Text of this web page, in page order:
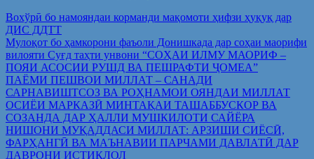
Вохўрӣ бо намояндаи корманди мақомоти ҳифзи ҳуқуқ дар
ДИС ДДТТ
Мулоқот бо ҳамкорони фаъоли Донишкада дар соҳаи маорифи
вилояти Суғд таҳти унвони “СОҲАИ ИЛМУ МАОРИФ –
ПОЯИ АСОСИИ РУШД ВА ПЕШРАФТИ ҶОМЕА”
ПАЁМИ ПЕШВОИ МИЛЛАТ – САНАДИ
САРНАВИШТСОЗ ВА РОҲНАМОИ ОЯНДАИ МИЛЛАТ
ОСИЁИ МАРКАЗӢ МИНТАҚАИ ТАШАББУСКОР ВА
СОЗАНДА ДАР ҲАЛЛИ МУШКИЛОТИ САЙЁРА
НИШОНИ МУҚАДДАСИ МИЛЛАТ: АРЗИШИ СИЁСӢ,
ФАРҲАНГӢ ВА МАЪНАВИИ ПАРЧАМИ ДАВЛАТӢ ДАР
ДАВРОНИ ИСТИҚЛОЛ